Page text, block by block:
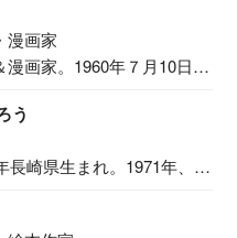
漫画家
画家。1960年７月10日生
う
崎県生まれ。1971年、